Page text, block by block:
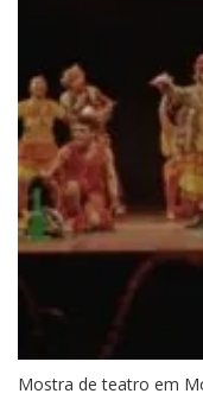
Mostra de teatro em